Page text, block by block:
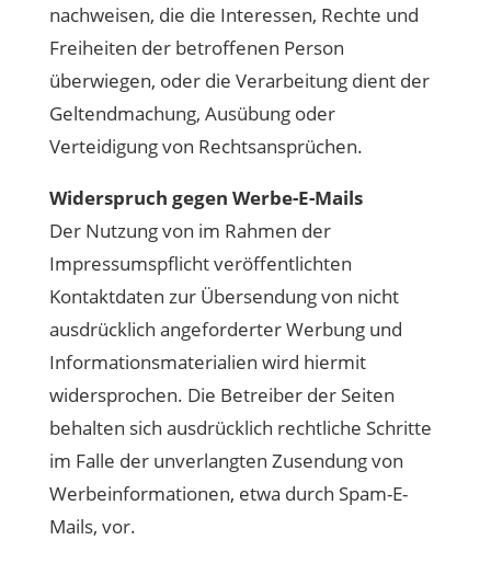
nachweisen, die die Interessen, Rechte und
Freiheiten der betroffenen Person
überwiegen, oder die Verarbeitung dient der
Geltendmachung, Ausübung oder
Verteidigung von Rechtsansprüchen.
Widerspruch gegen Werbe-E-Mails
Der Nutzung von im Rahmen der
Impressumspflicht veröffentlichten
Kontaktdaten zur Übersendung von nicht
ausdrücklich angeforderter Werbung und
Informationsmaterialien wird hiermit
widersprochen. Die Betreiber der Seiten
behalten sich ausdrücklich rechtliche Schritte
im Falle der unverlangten Zusendung von
Werbeinformationen, etwa durch Spam-E-
Mails, vor.